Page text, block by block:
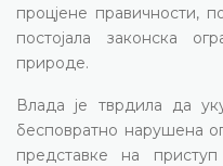
процјене правичности,
постојала законска
природе.
Влада је тврдила да
бесповратно нарушена
представке на